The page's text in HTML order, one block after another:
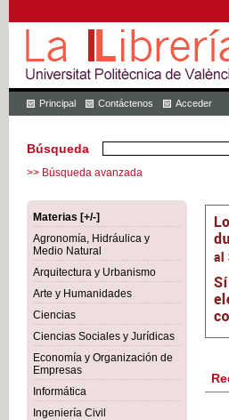
Principal Contáctenos Acceder
Búsqueda
>> Búsqueda avanzada
Materias [+/-]
Agronomía, Hidráulica y
Medio Natural
Arquitectura y Urbanismo
Arte y Humanidades
Ciencias
Ciencias Sociales y Jurídicas
Economía y Organización de
Empresas
Informática
Ingeniería Civil